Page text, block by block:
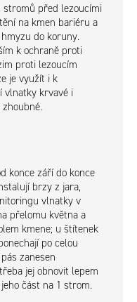
stromů před lezoucími
na kmen bariéru a
do koruny.
k ochraně proti
proti lezoucím
je využít i k
vlnatky krvavé i
konce září do konce
brzy z jara,
vlnatky v
přelomu května a
kmene; u štítenek
po celou
zanesen
jej obnovit lepem
část na 1 strom.